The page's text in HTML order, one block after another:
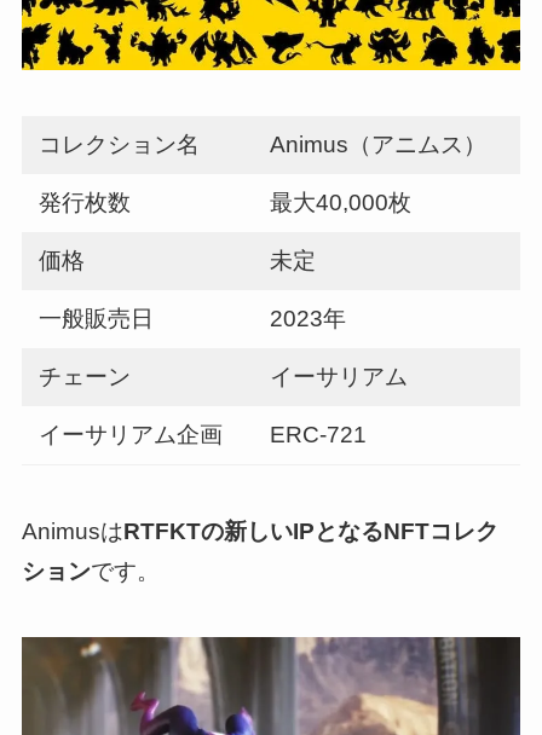
コレクション名 Animus（アニムス）
発行枚数 最大40,000枚
価格 未定
一般販売日 2023年
チェーン イーサリアム
イーサリアム企画 ERC-721
AnimusはRTFKTの新しいIPとなるNFTコレク
ションです。